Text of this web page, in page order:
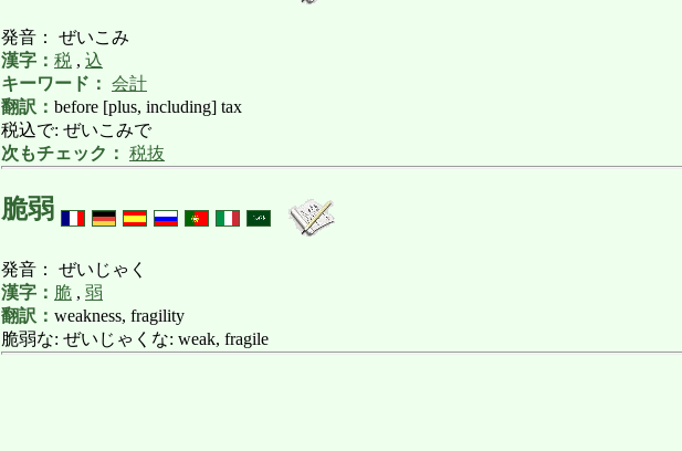
発音： ぜいこみ
漢字： 税 , 込
キーワード： 会計
翻訳： before [plus, including] tax
税込で: ぜいこみで
次もチェック： 税抜
脆弱
発音： ぜいじゃく
漢字： 脆 , 弱
翻訳： weakness, fragility
脆弱な: ぜいじゃくな: weak, fragile